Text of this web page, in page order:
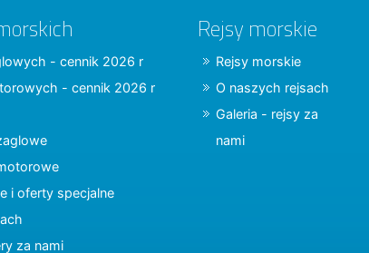
- cennik 2026 r
- cennik 2026 r
i oferty specjalne
za nami
Rejsy morskie
Rejsy morskie
O naszych rejsach
Galeria - rejsy za
nami